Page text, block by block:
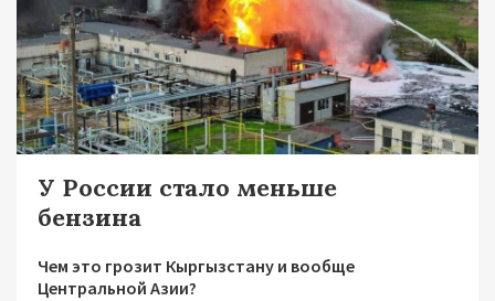
У России стало меньше
бензина
Чем это грозит Кыргызстану и вообще
Центральной Азии?